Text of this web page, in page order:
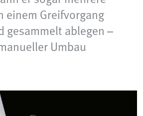
einem Greifvorgang
gesammelt ablegen –
Umbau